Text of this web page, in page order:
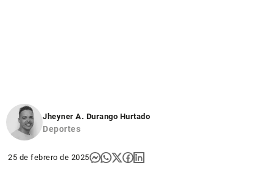
Jheyner A. Durango Hurtado
Deportes
25 de febrero de 2025